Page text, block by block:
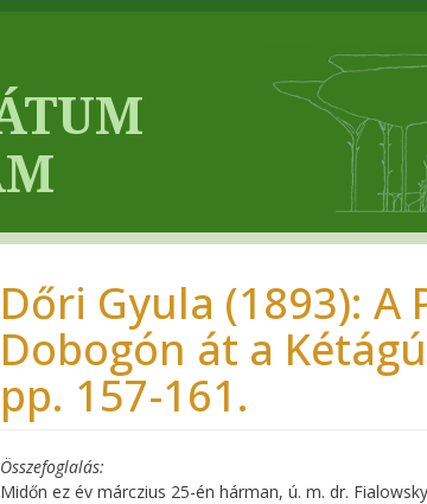
Dőri Gyula (1893): A
Dobogón át a
pp. 157-161.
Összefoglalás
Midőn ez év márczius 25-én hárman, ú. m. dr.